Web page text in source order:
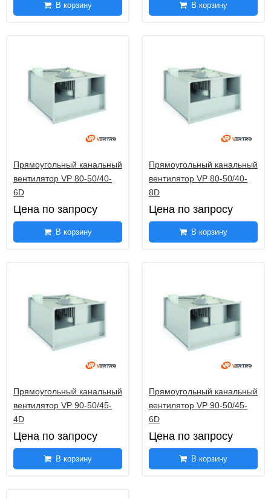
В корзину В корзину
Прямоугольный канальный
вентилятор VP 80-50/40-
6D
Цена по запросу
В корзину
Прямоугольный канальный
вентилятор VP 80-50/40-
8D
Цена по запросу
В корзину
Прямоугольный канальный
вентилятор VP 90-50/45-
4D
Цена по запросу
В корзину
Прямоугольный канальный
вентилятор VP 90-50/45-
6D
Цена по запросу
В корзину